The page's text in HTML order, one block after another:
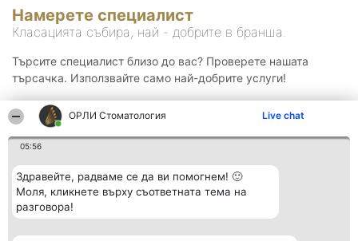
ОРЛИ Стоматология Live chat
05:56
Здравейте, радваме се да ви помогнем! 🙂
Моля, кликнете върху съответната тема на
разговора!
Намерете специалист
Класацията събира, най - добрите в бранша.
Търсите специалист близо до вас? Проверете нашата
търсачка. Използвайте само най-добрите услуги!